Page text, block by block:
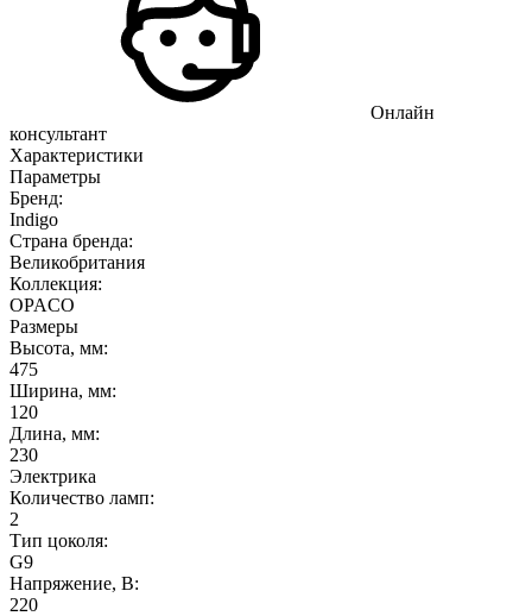
Онлайн
консультант
Характеристики
Параметры
Бренд:
Indigo
Страна бренда:
Великобритания
Коллекция:
OPACO
Размеры
Высота, мм:
475
Ширина, мм:
120
Длина, мм:
230
Электрика
Количество ламп:
2
Тип цоколя:
G9
Напряжение, В:
220